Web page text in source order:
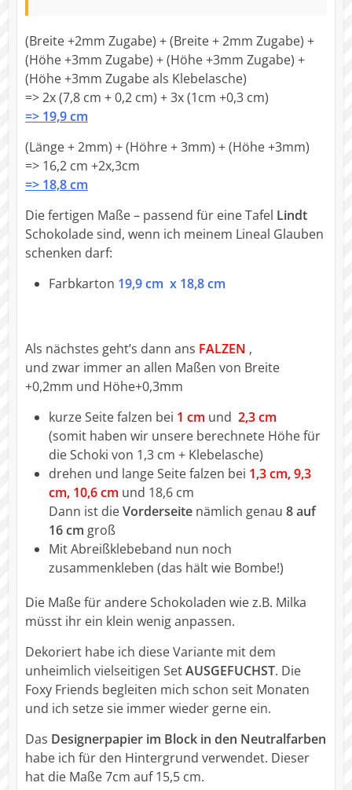
(Breite +2mm Zugabe) + (Breite + 2mm Zugabe) +
(Höhe +3mm Zugabe) + (Höhe +3mm Zugabe) +
(Höhe +3mm Zugabe als Klebelasche)
=> 2x (7,8 cm + 0,2 cm) + 3x (1cm +0,3 cm)
=> 19,9 cm
(Länge + 2mm) + (Höhre + 3mm) + (Höhe +3mm)
=> 16,2 cm +2x,3cm
=> 18,8 cm
Die fertigen Maße – passend für eine Tafel Lindt
Schokolade sind, wenn ich meinem Lineal Glauben
schenken darf:
Farbkarton 19,9 cm x 18,8 cm
Als nächstes geht’s dann ans FALZEN ,
und zwar immer an allen Maßen von Breite
+0,2mm und Höhe+0,3mm
kurze Seite falzen bei 1 cm und 2,3 cm
(somit haben wir unsere berechnete Höhe für
die Schoki von 1,3 cm + Klebelasche)
drehen und lange Seite falzen bei 1,3 cm, 9,3
cm, 10,6 cm und 18,6 cm
Dann ist dieVorderseitenämlich genau 8 auf
16 cm groß
Mit Abreißklebeband nun noch
zusammenkleben (das hält wie Bombe!)
Die Maße für andere Schokoladen wie z.B. Milka
müsst ihr ein klein wenig anpassen.
Dekoriert habe ich diese Variante mit dem
unheimlich vielseitigen SetAUSGEFUCHST. Die
Foxy Friends begleiten mich schon seit Monaten
und ich setze sie immer wieder gerne ein.
Das Designerpapier im Block in den Neutralfarben
habe ich für den Hintergrund verwendet. Dieser
hat die Maße 7cm auf 15,5 cm.